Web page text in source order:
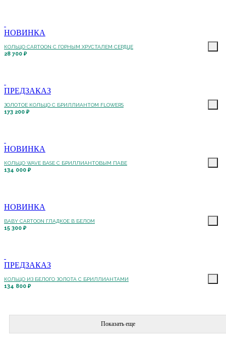
НОВИНКА
КОЛЬЦО CARTOON C ГОРНЫМ ХРУСТАЛЕМ СЕРДЦЕ
28 700 ₽
ПРЕДЗАКАЗ
ЗОЛОТОЕ КОЛЬЦО С БРИЛЛИАНТОМ FLOWERS
173 200 ₽
НОВИНКА
КОЛЬЦО WAVE BASE С БРИЛЛИАНТОВЫМ ПАВЕ
134 000 ₽
НОВИНКА
BABY CARTOON ГЛАДКОЕ В БЕЛОМ
15 300 ₽
ПРЕДЗАКАЗ
КОЛЬЦО ИЗ БЕЛОГО ЗОЛОТА С БРИЛЛИАНТАМИ
134 800 ₽
Показать еще